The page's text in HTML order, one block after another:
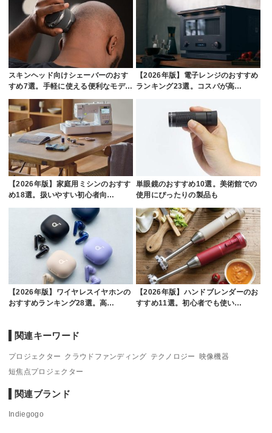
スキンヘッド向けシェーバーのおす
すめ7選。手軽に使える便利なモデ…
【2026年版】電子レンジのおすすめ
ランキング23選。コスパが高…
【2026年版】家庭用ミシンのおすす
め18選。扱いやすい初心者向…
単眼鏡のおすすめ10選。美術館での
使用にぴったりの製品も
【2026年版】ワイヤレスイヤホンの
おすすめランキング28選。高…
【2026年版】ハンドブレンダーのお
すすめ11選。初心者でも使い…
関連キーワード
プロジェクター クラウドファンディング テクノロジー 映像機器
短焦点プロジェクター
関連ブランド
Indiegogo